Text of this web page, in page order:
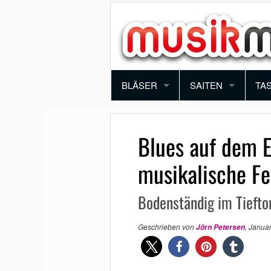
BLÄSER
TROMPETE
POSAUNE
SAXOPHON
KLARINETTE
QUERFLÖTE
SAITEN
VIOLINE
BRATSCHE
E-GITARRE
AKUSTIK GITARRE
E-BASS
Blues auf dem
musikalische
Bodenständig im
Geschrieben vonJörn Petersen,